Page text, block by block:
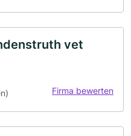
vet
Firma bewerten